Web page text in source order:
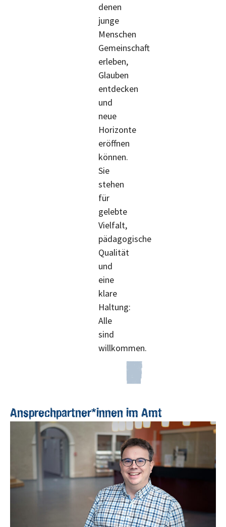
denen
junge
Menschen
Gemeinschaft
erleben,
Glauben
entdecken
und
neue
Horizonte
eröffnen
können.
Sie
stehen
für
gelebte
Vielfalt,
pädagogische
Qualität
und
eine
klare
Haltung:
Alle
sind
willkommen.
Ansprechpartner*innen im Amt